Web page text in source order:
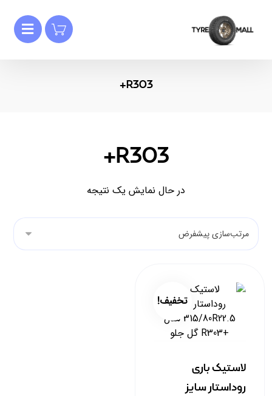
R303+
R303+
در حال نمایش یک نتیجه
لاستیک باری
روداستار سایز
تخفیف!